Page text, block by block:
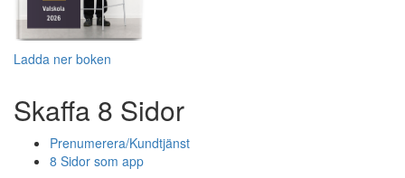
Ladda ner boken
Skaffa 8 Sidor
Prenumerera/Kundtjänst
8 Sidor som app